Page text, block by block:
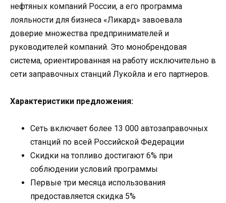
нефтяных компаний России, а его программа
лояльности для бизнеса «Ликард» завоевала
доверие множества предпринимателей и
руководителей компаний. Это монобрендовая
система, ориентированная на работу исключительно в
сети заправочных станций Лукойла и его партнеров.
Характеристики предложения:
Сеть включает более 13 000 автозаправочных
станций по всей Российской Федерации
Скидки на топливо достигают 6% при
соблюдении условий программы
Первые три месяца использования
предоставляется скидка 5%